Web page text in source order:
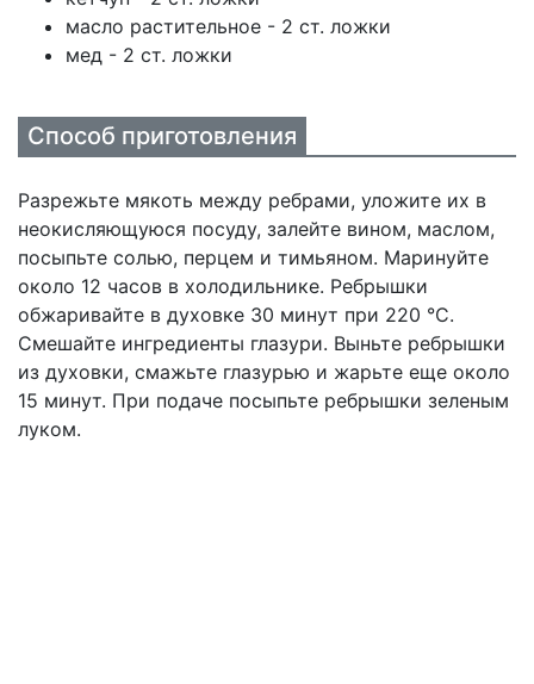
масло растительное - 2 ст. ложки
мед - 2 ст. ложки
Способ приготовления
Разрежьте мякоть между ребрами, уложите их в
неокисляющуюся посуду, залейте вином, маслом,
посыпьте солью, перцем и тимьяном. Маринуйте
около 12 часов в холодильнике. Ребрышки
обжаривайте в духовке 30 минут при 220 °С.
Смешайте ингредиенты глазури. Выньте ребрышки
из духовки, смажьте глазурью и жарьте еще около
15 минут. При подаче посыпьте ребрышки зеленым
луком.